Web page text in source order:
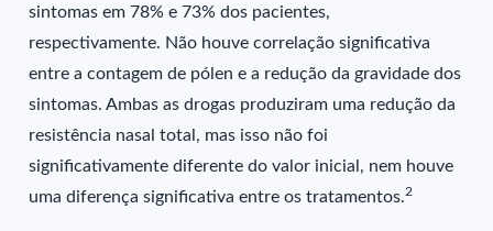
sintomas em 78% e 73% dos pacientes,
respectivamente. Não houve correlação significativa
entre a contagem de pólen e a redução da gravidade dos
sintomas. Ambas as drogas produziram uma redução da
resistência nasal total, mas isso não foi
significativamente diferente do valor inicial, nem houve
uma diferença significativa entre os tratamentos.2